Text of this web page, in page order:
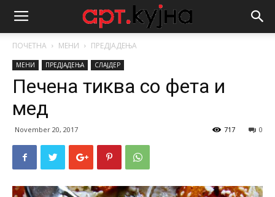
ПОЧЕТНА МЕНИ ПРЕДЈАДЕЊА
МЕНИ ПРЕДЈАДЕЊА СЛАЈДЕР
Печена тиква со фета и
мед
November 20, 2017 0
717